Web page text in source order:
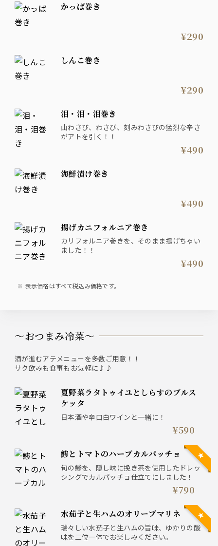
かっぱ巻き
¥290
しんこ巻き
¥290
泪・泪・泪巻き
山わさび、わさび、刻みわさびの猛烈な辛さ
がアトを引く！！
¥490
海鮮漬け巻き
¥490
揚げカニフォルニア巻き
カリフォルニア巻きを、そのまま揚げちゃい
ました！！
¥490
表示価格はすべて税込み価格です。
〜おつまみ冷菜〜
酒が進むアテメニューを多数ご用意！！
サク飲みも食事もお気軽に♪♪
夏野菜ラタトゥイユとしらすのブルス
ケッタ
日本酒や辛口白ワインと一緒に！
¥590
鯵とトマトのハーブカルパッチョ
旬の鯵を、隠し味に挽き茶を使用したドレッ
シングでカルパッチョ仕立てにしました！
¥790
水茄子と生ハムのオリーブマリネ
瑞々しい水茄子と生ハムの旨味、ゆかりの酸
味を三位一体でお楽しみください。